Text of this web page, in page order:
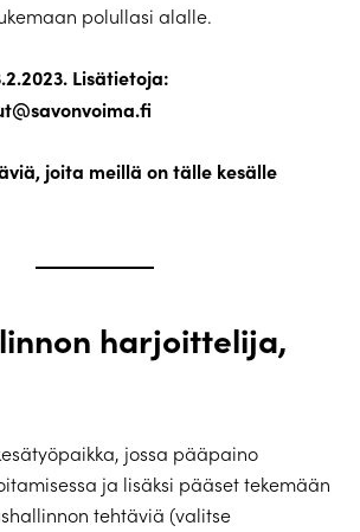
polullasi alalle.
Lisätietoja:
joita meillä on tälle kesälle
harjoittelija,
jossa pääpaino
ja lisäksi pääset tekemään
tehtäviä (valitse